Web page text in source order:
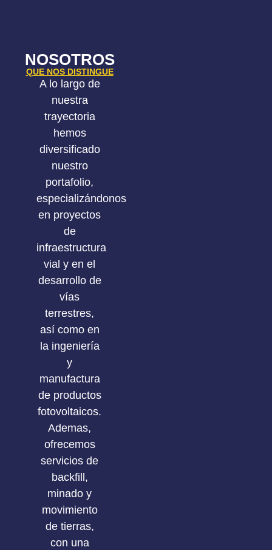
NOSOTROS
QUE NOS DISTINGUE
A lo largo de
nuestra
trayectoria
hemos
diversificado
nuestro
portafolio,
especializándonos
en proyectos
de
infraestructura
vial y en el
desarrollo de
vías
terrestres,
así como en
la ingeniería
y
manufactura
de productos
fotovoltaicos.
Ademas,
ofrecemos
servicios de
backfill,
minado y
movimiento
de tierras,
con una